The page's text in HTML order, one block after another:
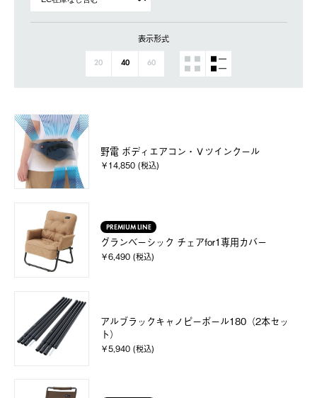
表示形式
20 40 60
野電 ボディエアコン・Ｖツインクール
￥14,850 (税込)
PREMIUM LINE
グランベーシック チェアfor1専用カバー
￥6,490 (税込)
アルブラックキャノピーポール180（2本セッ
ト）
￥5,940 (税込)